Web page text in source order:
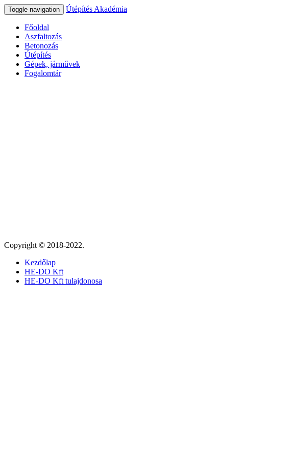
Toggle navigation Útépítés Akadémia
Főoldal
Aszfaltozás
Betonozás
Útépítés
Gépek, járművek
Fogalomtár
Copyright © 2018-2022.
Kezdőlap
HE-DO Kft
HE-DO Kft tulajdonosa